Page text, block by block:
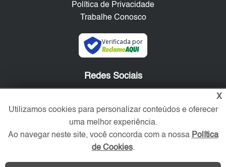
Política de Privacidade
Trabalhe Conosco
Verificada por
Redes Sociais
X
Utilizamos cookies para personalizar conteúdos e oferecer
uma melhor experiência.
Ao navegar neste site, você concorda com a nossa Política
de Cookies.